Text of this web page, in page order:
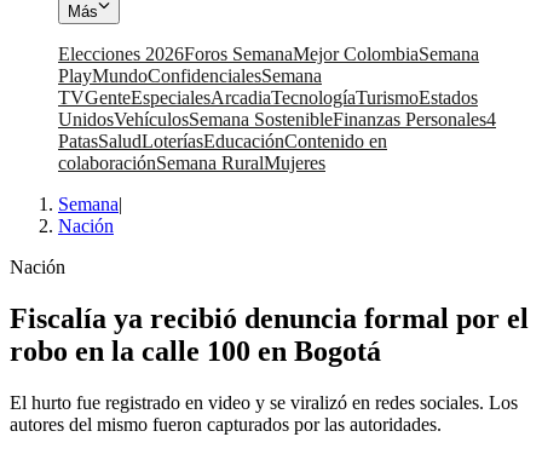
Más
Elecciones 2026Foros SemanaMejor ColombiaSemana
PlayMundoConfidencialesSemana
TVGenteEspecialesArcadiaTecnologíaTurismoEstados
UnidosVehículosSemana SostenibleFinanzas Personales4
PatasSaludLoteríasEducaciónContenido en
colaboraciónSemana RuralMujeres
Semana|
Nación
Nación
Fiscalía ya recibió denuncia formal por el
robo en la calle 100 en Bogotá
El hurto fue registrado en video y se viralizó en redes sociales. Los
autores del mismo fueron capturados por las autoridades.